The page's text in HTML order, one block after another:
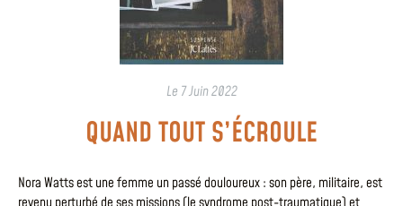
Le 7 Juin 2022
QUAND TOUT S’ÉCROULE
Nora Watts est une femme un passé douloureux : son père, militaire, est